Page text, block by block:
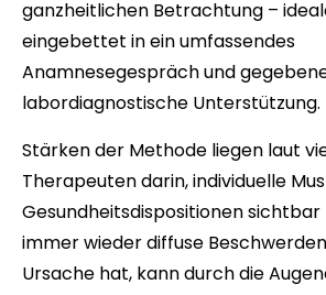
ganzheitlichen Betrachtung –
eingebettet in ein umfassendes
Anamnesegespräch und
labordiagnostische Unterstützung.
Stärken der Methode liegen laut
Therapeuten darin, individuelle
Gesundheitsdispositionen sichtbar
immer wieder diffuse
Ursache hat, kann durch die